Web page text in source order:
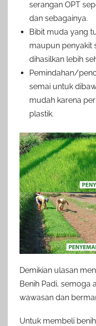
serangan OPT
dan sebagainya.
Bibit muda yang
maupun penyakit
dihasilkan lebih
Pemindahan/
semai untuk
mudah karena
plastik.
Demikian ulasan
Benih Padi, semoga
wawasan dan
Untuk membeli